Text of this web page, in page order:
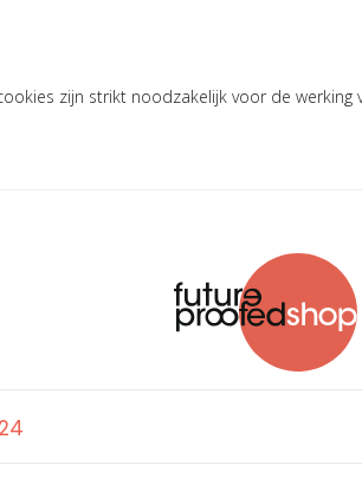
zijn strikt noodzakelijk voor de werking